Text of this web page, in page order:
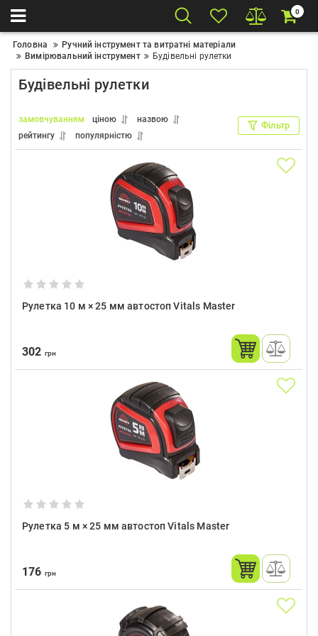
0
Головна
Ручний інструмент та витратні матеріали
Вимірювальний інструмент
Будівельні рулетки
Будівельні рулетки
замовчуванням ціною
назвою
рейтингу
популярністю
Фільтр
Рулетка 10 м × 25 мм автостоп Vitals Master
302 грн
Рулетка 5 м × 25 мм автостоп Vitals Master
176 грн